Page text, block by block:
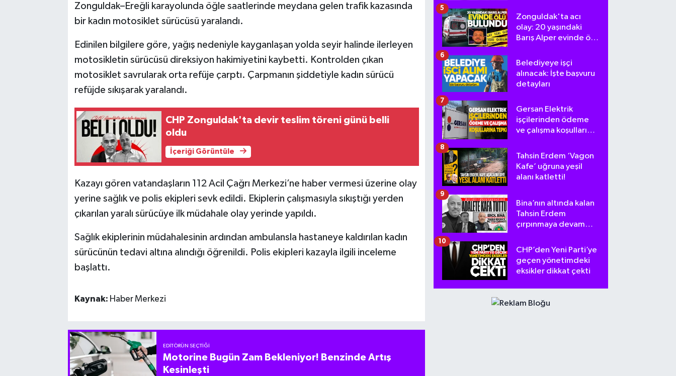
Zonguldak–Ereğli karayolunda öğle saatlerinde meydana gelen trafik kazasında
bir kadın motosiklet sürücüsü yaralandı.
Edinilen bilgilere göre, yağış nedeniyle kayganlaşan yolda seyir halinde ilerleyen
motosikletin sürücüsü direksiyon hakimiyetini kaybetti. Kontrolden çıkan
motosiklet savrularak orta refüje çarptı. Çarpmanın şiddetiyle kadın sürücü
refüjde sıkışarak yaralandı.
CHP Zonguldak'ta devir teslim töreni günü belli
oldu
İçeriği Görüntüle
Kazayı gören vatandaşların 112 Acil Çağrı Merkezi’ne haber vermesi üzerine olay
yerine sağlık ve polis ekipleri sevk edildi. Ekiplerin çalışmasıyla sıkıştığı yerden
çıkarılan yaralı sürücüye ilk müdahale olay yerinde yapıldı.
Sağlık ekiplerinin müdahalesinin ardından ambulansla hastaneye kaldırılan kadın
sürücünün tedavi altına alındığı öğrenildi. Polis ekipleri kazayla ilgili inceleme
başlattı.
Kaynak: Haber Merkezi
EDITÖRÜN SEÇTIĞI
Motorine Bugün Zam Bekleniyor! Benzinde Artış
Kesinleşti
gerek!"
Zonguldak'ta acı
olay: 20 yaşındaki
Barış Alper evinde ölü
5
Belediyeye işçi
alınacak: İşte başvuru
detayları
6
Gersan Elektrik
işçilerinden ödeme
ve çalışma koşullarına
7
Tahsin Erdem ‘Vagon
Kafe’ uğruna yeşil
alanı katletti!
8
Bina’nın altında kalan
Tahsin Erdem
çırpınmaya devam
9
CHP’den Yeni Parti’ye
geçen yönetimdeki
eksikler dikkat çekti
10